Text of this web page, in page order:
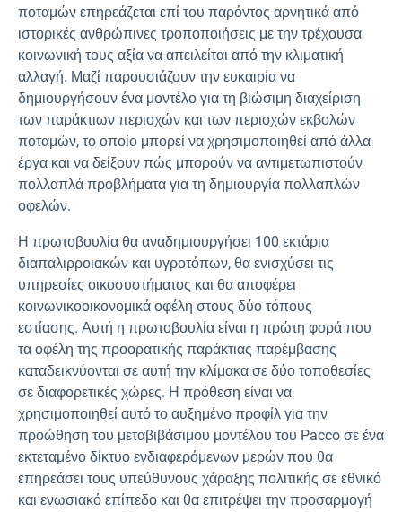
ποταμών επηρεάζεται επί του παρόντος αρνητικά από
ιστορικές ανθρώπινες τροποποιήσεις με την τρέχουσα
κοινωνική τους αξία να απειλείται από την κλιματική
αλλαγή. Μαζί παρουσιάζουν την ευκαιρία να
δημιουργήσουν ένα μοντέλο για τη βιώσιμη διαχείριση
των παράκτιων περιοχών και των περιοχών εκβολών
ποταμών, το οποίο μπορεί να χρησιμοποιηθεί από άλλα
έργα και να δείξουν πώς μπορούν να αντιμετωπιστούν
πολλαπλά προβλήματα για τη δημιουργία πολλαπλών
οφελών.
Η πρωτοβουλία θα αναδημιουργήσει 100 εκτάρια
διαπαλιρροιακών και υγροτόπων, θα ενισχύσει τις
υπηρεσίες οικοσυστήματος και θα αποφέρει
κοινωνικοοικονομικά οφέλη στους δύο τόπους
εστίασης. Αυτή η πρωτοβουλία είναι η πρώτη φορά που
τα οφέλη της προορατικής παράκτιας παρέμβασης
καταδεικνύονται σε αυτή την κλίμακα σε δύο τοποθεσίες
σε διαφορετικές χώρες. Η πρόθεση είναι να
χρησιμοποιηθεί αυτό το αυξημένο προφίλ για την
προώθηση του μεταβιβάσιμου μοντέλου του Pacco σε ένα
εκτεταμένο δίκτυο ενδιαφερόμενων μερών που θα
επηρεάσει τους υπεύθυνους χάραξης πολιτικής σε εθνικό
και ενωσιακό επίπεδο και θα επιτρέψει την προσαρμογή